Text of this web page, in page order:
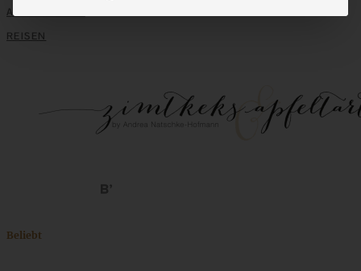
ALLE REZEPTE
REISEN
Beliebt